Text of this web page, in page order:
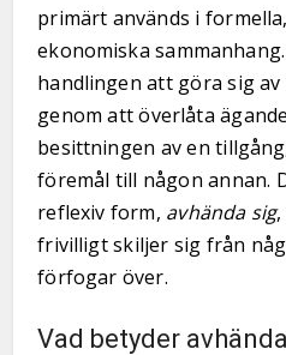
primärt används i
ekonomiska
handlingen att göra sig
genom att överlåta
besittningen av en
föremål till någon annan.
reflexiv form, avhända sig
frivilligt skiljer sig från
förfogar över.
Vad betyder